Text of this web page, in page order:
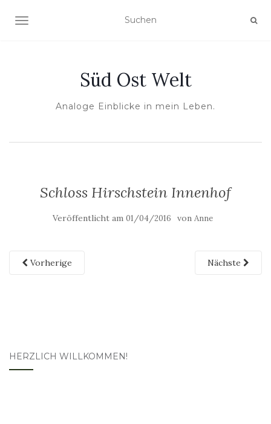
NAVIGATION UMSCHALTEN
Süd Ost Welt
Analoge Einblicke in mein Leben.
Schloss Hirschstein Innenhof
Veröffentlicht am 01/04/2016 von Anne
Vorherige Nächste
HERZLICH WILLKOMMEN!